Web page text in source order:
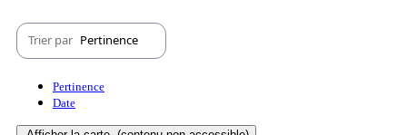
Trier par Pertinence
Pertinence
Date